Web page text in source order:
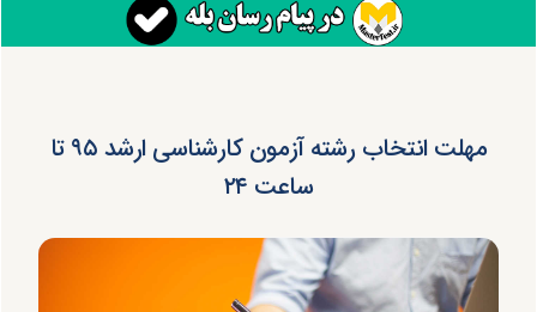
مهلت انتخاب رشته آزمون کارشناسی ارشد ۹۵ تا
ساعت ۲۴